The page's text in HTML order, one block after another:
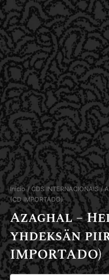
Início/CDS INTERNACIONAIS/
(CD IMPORTADO)
Azaghal –
yhdeksän
IMPORTADO)